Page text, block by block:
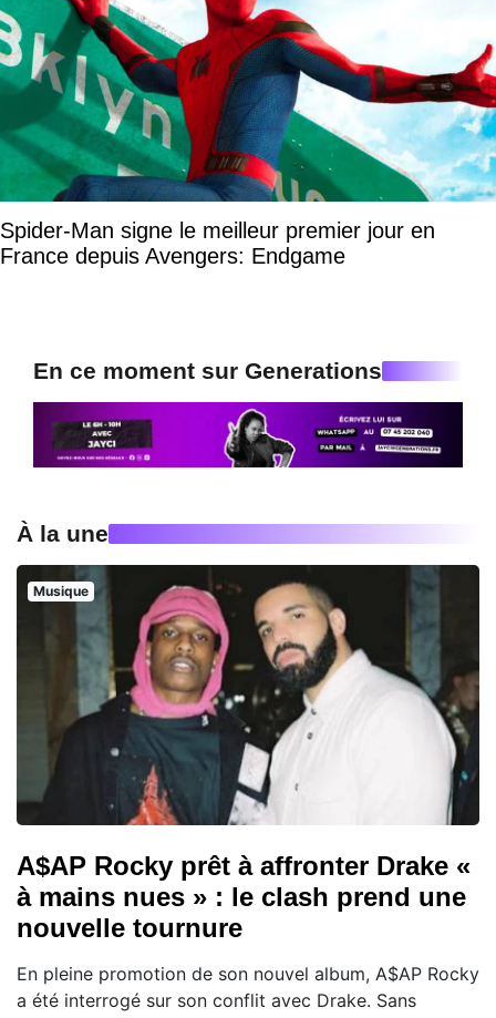
Spider-Man signe le meilleur premier jour en
France depuis Avengers: Endgame
En ce moment sur Generations
À la une
Musique
A$AP Rocky prêt à affronter Drake «
à mains nues » : le clash prend une
nouvelle tournure
En pleine promotion de son nouvel album, A$AP Rocky
a été interrogé sur son conflit avec Drake. Sans